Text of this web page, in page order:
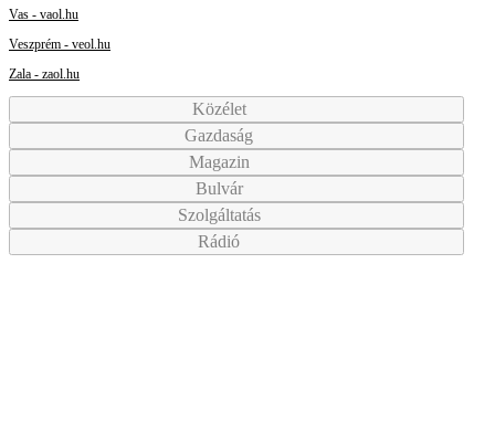
Vas - vaol.hu
Veszprém - veol.hu
Zala - zaol.hu
Közélet
Gazdaság
Magazin
Bulvár
Szolgáltatás
Rádió